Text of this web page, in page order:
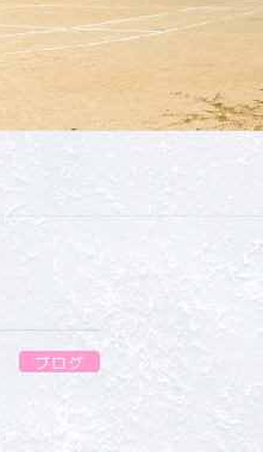
ブログ